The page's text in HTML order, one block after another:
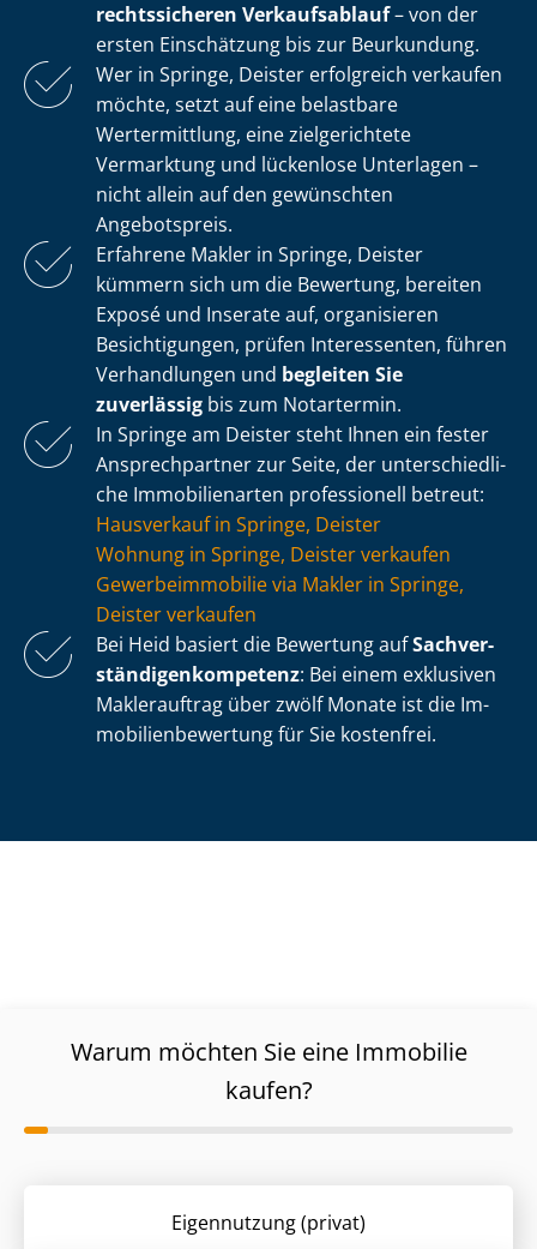
rechtssicheren Verkaufsablauf– von der
ersten Einschätzung bis zur Beurkundung.
Wer in Springe, Deister erfolgreich verkaufen
möchte, setzt auf eine belastbare
Wertermittlung, eine zielgerichtete
Vermarktung und lückenlose Unterlagen –
nicht allein auf den gewünschten
Angebotspreis.
Erfahrene Makler in Springe, Deister
kümmern sich um die Bewertung, bereiten
Exposé und Inserate auf, organisieren
Besichtigungen, prüfen Interessenten, führen
Verhandlungen und begleiten Sie
zuverlässig bis zum Notartermin.
In Springe am Deister steht Ihnen ein fester
Ansprechpartner zur Seite, der un­ter­schied­li­
che Immobilienarten professionell betreut:
Hausverkauf in Springe, Deister
Wohnung in Springe, Deister verkaufen
Ge­wer­be­im­mo­bi­lie via Makler in Springe,
Deister verkaufen
Bei Heid basiert die Bewertung aufSach­ver­
stän­di­gen­kom­pe­tenz: Bei einem exklusiven
Maklerauftrag über zwölf Monate ist die Im­
mo­bi­li­en­be­wer­tung für Sie kostenfrei.
Warum möchten Sie eine Immobilie
kaufen?
Eigennutzung (privat)